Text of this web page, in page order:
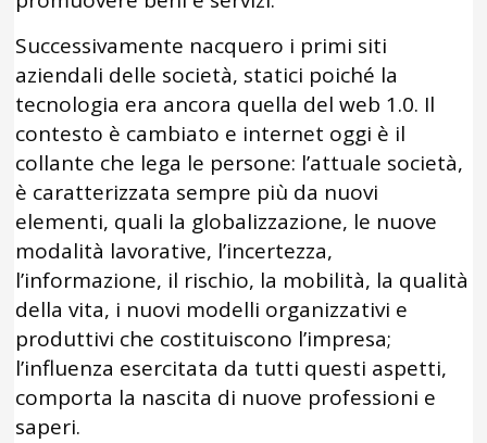
Successivamente nacquero i primi siti
aziendali delle società, statici poiché la
tecnologia era ancora quella del web 1.0. Il
contesto è cambiato e internet oggi è il
collante che lega le persone: l’attuale società,
è caratterizzata sempre più da nuovi
elementi, quali la globalizzazione, le nuove
modalità lavorative, l’incertezza,
l’informazione, il rischio, la mobilità, la qualità
della vita, i nuovi modelli organizzativi e
produttivi che costituiscono l’impresa;
l’influenza esercitata da tutti questi aspetti,
comporta la nascita di nuove professioni e
saperi.